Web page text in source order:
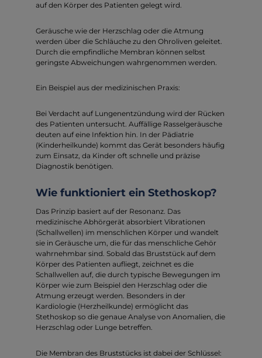
auf den Körper des Patienten gelegt wird.
Geräusche wie der Herzschlag oder die Atmung
werden über die Schläuche zu den Ohroliven geleitet.
Durch die empfindliche Membran können selbst
geringste Abweichungen wahrgenommen werden.
Ein Beispiel aus der medizinischen Praxis:
Bei Verdacht auf Lungenentzündung wird der Rücken
des Patienten untersucht. Auffällige Rasselgeräusche
deuten auf eine Infektion hin. In der Pädiatrie
(Kinderheilkunde) kommt das Gerät besonders häufig
zum Einsatz, da Kinder oft schnelle und präzise
Diagnostik benötigen.
Wie funktioniert ein Stethoskop?
Das Prinzip basiert auf der Resonanz. Das
medizinische Abhörgerät absorbiert Vibrationen
(Schallwellen) im menschlichen Körper und wandelt
sie in Geräusche um, die für das menschliche Gehör
wahrnehmbar sind. Sobald das Bruststück auf dem
Körper des Patienten aufliegt, zeichnet es die
Schallwellen auf, die durch typische Bewegungen im
Körper wie zum Beispiel den Herzschlag oder die
Atmung erzeugt werden. Besonders in der
Kardiologie (Herzheilkunde) ermöglicht das
Stethoskop so die genaue Analyse von Anomalien, die
Herzschlag oder Lunge betreffen.
Die Membran des Bruststücks ist dabei der Schlüssel: